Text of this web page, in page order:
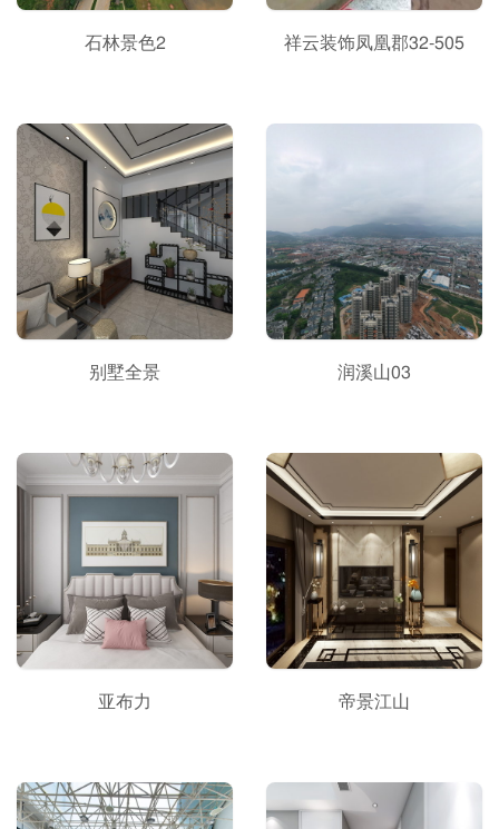
石林景色2 祥云装饰凤凰郡32-505
别墅全景 润溪山03
亚布力 帝景江山